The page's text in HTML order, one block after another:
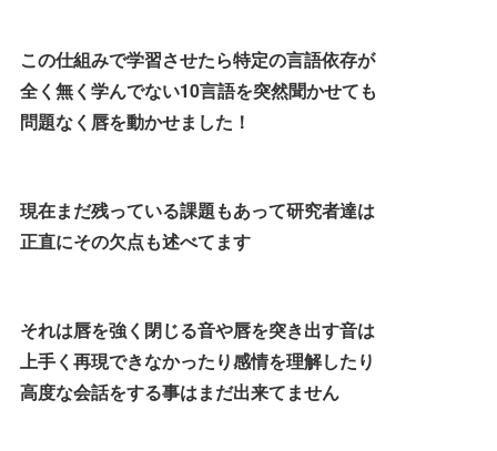
この仕組みで学習させたら特定の言語依存が
全く無く学んでない10言語を突然聞かせても
問題なく唇を動かせました！
現在まだ残っている課題もあって研究者達は
正直にその欠点も述べてます
それは唇を強く閉じる音や唇を突き出す音は
上手く再現できなかったり感情を理解したり
高度な会話をする事はまだ出来てません